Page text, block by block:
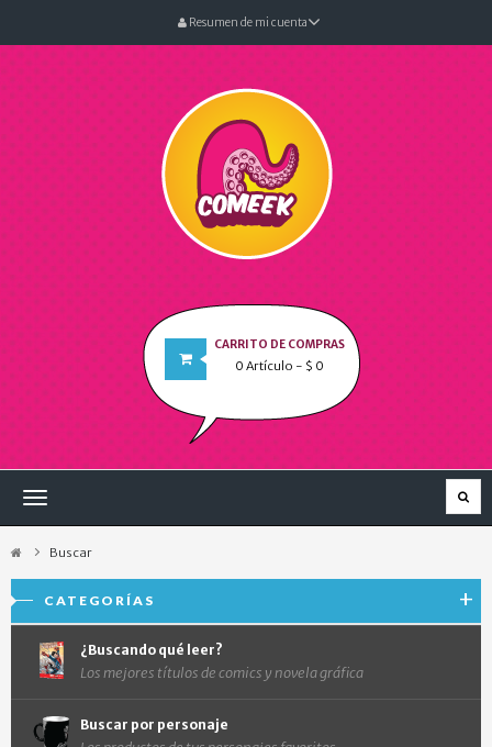
Resumen de mi cuenta
CARRITO DE COMPRAS
0 Artículo - $ 0
Navegación
Buscar
CATEGORÍAS
¿Buscando qué leer?
Los mejores títulos de comics y novela gráfica
Buscar por personaje